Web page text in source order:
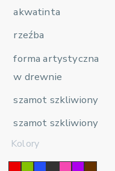
akwatinta
rzeźba
forma artystyczna
w drewnie
szamot szkliwiony
szamot szkliwiony
Kolory